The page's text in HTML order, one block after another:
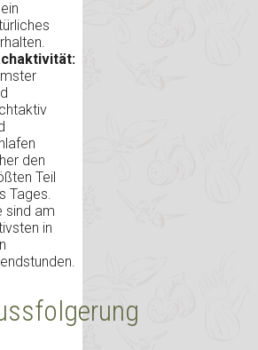
den
Teil
Tages.
sind am
in